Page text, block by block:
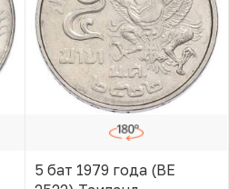
5 бат 1979 года (BE